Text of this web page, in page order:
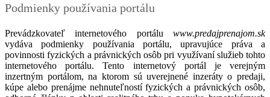
Podmienky používania portálu
Prevádzkovateľ internetového portálu www.predajprenajom.sk
vydáva podmienky používania portálu, upravujúce práva a
povinnosti fyzických a právnických osôb pri využívaní služieb tohto
internetového portálu. Tento internetový portál je verejným
inzertným portálom, na ktorom sú uverejnené inzeráty o predaji,
kúpe alebo prenájme nehnuteľností fyzických a právnických osôb,